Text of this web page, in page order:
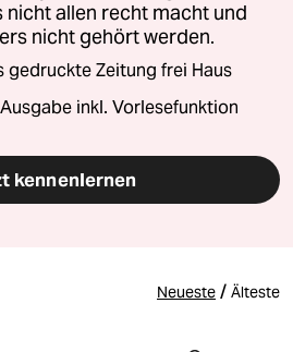
allen recht macht und
nicht gehört werden.
gedruckte Zeitung frei Haus
inkl. Vorlesefunktion
kennenlernen
Neueste / Älteste